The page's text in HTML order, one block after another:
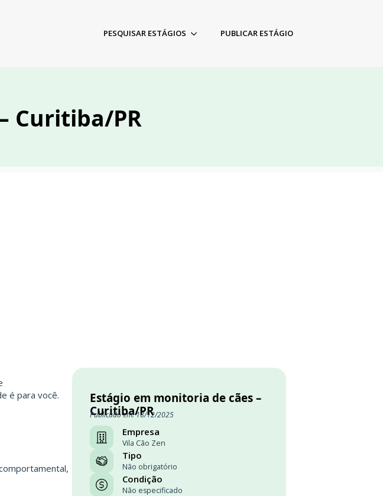
PESQUISAR ESTÁGIOS PUBLICAR ESTÁGIO
Curitiba/PR
é para você.
Estágio em monitoria de cães –
Curitiba/PR
Publicado em: 18/12/2025
Empresa
Vila Cão Zen
Tipo
Não obrigatório
Condição
Não especificado